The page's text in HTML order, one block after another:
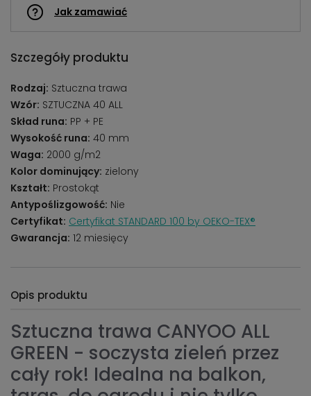
Jak zamawiać
Szczegóły produktu
Rodzaj: Sztuczna trawa
Wzór: SZTUCZNA 40 ALL
Skład runa: PP + PE
Wysokość runa: 40 mm
Waga: 2000 g/m2
Kolor dominujący: zielony
Kształt: Prostokąt
Antypoślizgowość: Nie
Certyfikat: Certyfikat STANDARD 100 by OEKO-TEX®
Gwarancja: 12 miesięcy
Opis produktu
Sztuczna trawa CANYOO ALL
GREEN - soczysta zieleń przez
cały rok! Idealna na balkon,